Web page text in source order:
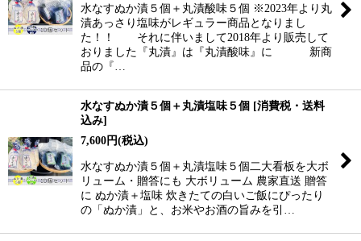
水なすぬか漬５個＋丸漬酸味５個 ※2023年より丸
漬あっさり塩味がレギュラー商品となりまし
た！！ それに伴いまして2018年より販売して
おりました『丸漬』は『丸漬酸味』に 新商
品の『…
水なすぬか漬５個＋丸漬塩味５個 [消費税・送料
込み]
7,600円(税込)
水なすぬか漬５個＋丸漬塩味５個二大看板を大ボ
リューム・贈答にも 大ボリューム 農家直送 贈答
に ぬか漬＋塩味 炊きたての白いご飯にぴったり
の「ぬか漬」と、お米やお酒の旨みを引…